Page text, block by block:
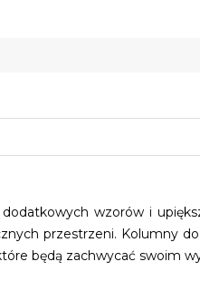
wzorów i
przestrzeni. Kolumny
będą zachwycać swoim